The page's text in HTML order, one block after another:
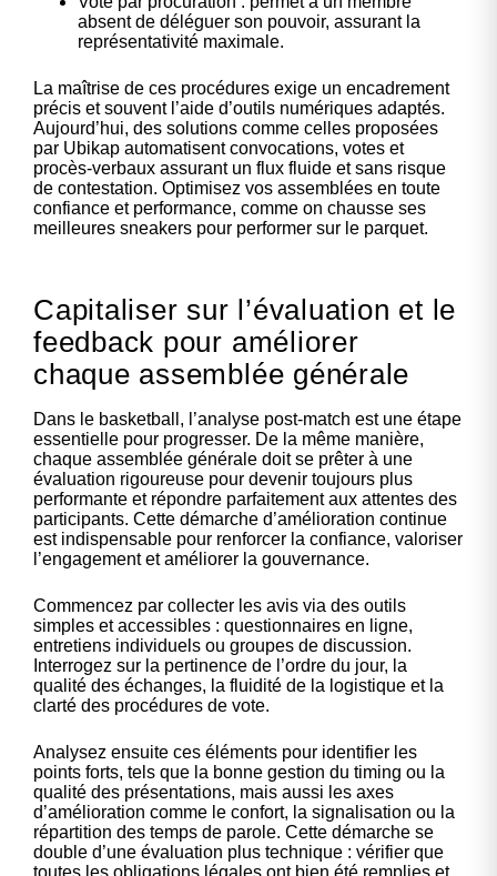
absent de déléguer son pouvoir, assurant la
représentativité maximale.
La maîtrise de ces procédures exige un encadrement
précis et souvent l’aide d’outils numériques adaptés.
Aujourd’hui, des solutions comme celles proposées
par Ubikap automatisent convocations, votes et
procès-verbaux assurant un flux fluide et sans risque
de contestation. Optimisez vos assemblées en toute
confiance et performance, comme on chausse ses
meilleures sneakers pour performer sur le parquet.
Capitaliser sur l’évaluation et le
feedback pour améliorer
chaque assemblée générale
Dans le basketball, l’analyse post-match est une étape
essentielle pour progresser. De la même manière,
chaque assemblée générale doit se prêter à une
évaluation rigoureuse pour devenir toujours plus
performante et répondre parfaitement aux attentes des
participants. Cette démarche d’amélioration continue
est indispensable pour renforcer la confiance, valoriser
l’engagement et améliorer la gouvernance.
Commencez par collecter les avis via des outils
simples et accessibles : questionnaires en ligne,
entretiens individuels ou groupes de discussion.
Interrogez sur la pertinence de l’ordre du jour, la
qualité des échanges, la fluidité de la logistique et la
clarté des procédures de vote.
Analysez ensuite ces éléments pour identifier les
points forts, tels que la bonne gestion du timing ou la
qualité des présentations, mais aussi les axes
d’amélioration comme le confort, la signalisation ou la
répartition des temps de parole. Cette démarche se
double d’une évaluation plus technique : vérifier que